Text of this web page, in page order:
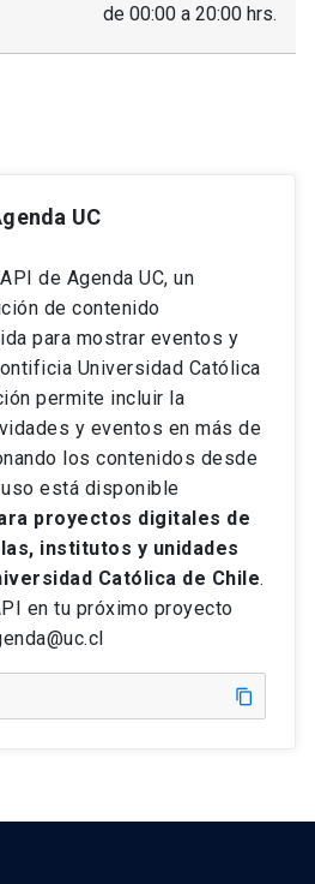
de 00:00 a 20:00 hrs.
UC
de Agenda UC, un
de contenido
para mostrar eventos y
Universidad Católica
permite incluir la
y eventos en más de
los contenidos desde
uso está disponible
proyectos digitales de
institutos y unidades
Católica de Chile.
en tu próximo proyecto
content_copy